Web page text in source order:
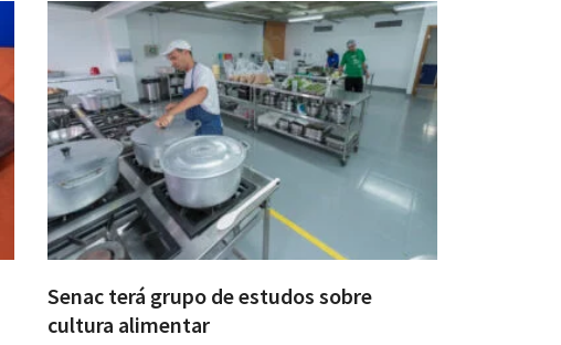
Senac terá grupo de estudos sobre
cultura alimentar